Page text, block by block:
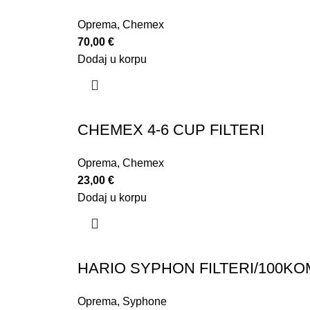
Oprema, Chemex
70,00 €
Dodaj u korpu
CHEMEX 4-6 CUP FILTERI
Oprema, Chemex
23,00 €
Dodaj u korpu
HARIO SYPHON FILTERI/
Oprema, Syphone